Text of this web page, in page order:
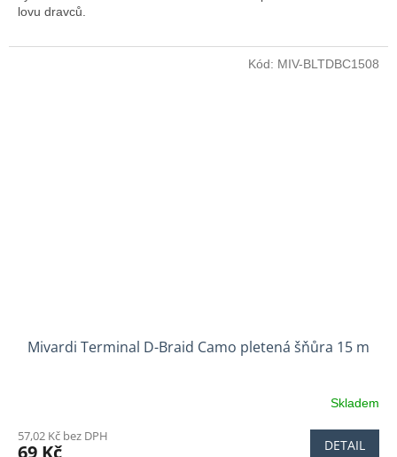
lovu dravců.
Mivardi Terminal D-Braid Camo pletená šňůra 15 m
produktu
Skladem
57,02 Kč bez DPH
DETAIL
Kód: MIV-BLTDBC1508